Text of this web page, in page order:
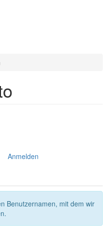
Anmelden
Benutzernamen, mit dem wir